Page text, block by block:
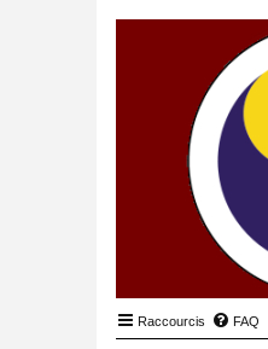
Raccourcis FAQ